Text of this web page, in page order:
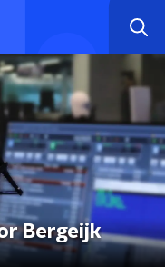
Bergeijk